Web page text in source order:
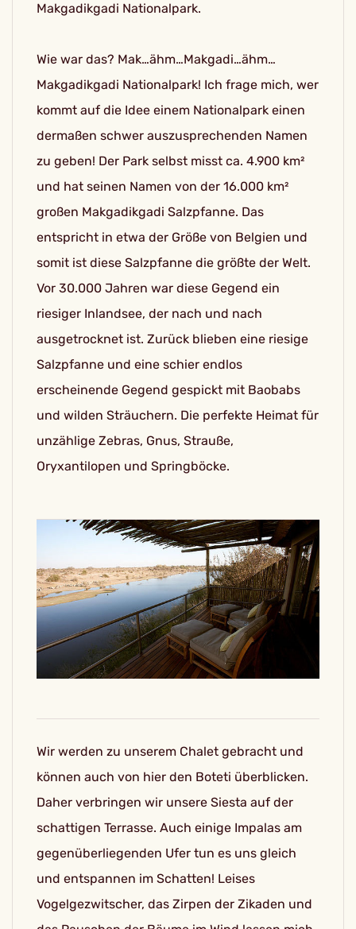
Makgadikgadi Nationalpark.
Wie war das? Mak…ähm…Makgadi…ähm…
Makgadikgadi Nationalpark! Ich frage mich, wer
kommt auf die Idee einem Nationalpark einen
dermaßen schwer auszusprechenden Namen
zu geben! Der Park selbst misst ca. 4.900 km²
und hat seinen Namen von der 16.000 km²
großen Makgadikgadi Salzpfanne. Das
entspricht in etwa der Größe von Belgien und
somit ist diese Salzpfanne die größte der Welt.
Vor 30.000 Jahren war diese Gegend ein
riesiger Inlandsee, der nach und nach
ausgetrocknet ist. Zurück blieben eine riesige
Salzpfanne und eine schier endlos
erscheinende Gegend gespickt mit Baobabs
und wilden Sträuchern. Die perfekte Heimat für
unzählige Zebras, Gnus, Strauße,
Oryxantilopen und Springböcke.
Wir werden zu unserem Chalet gebracht und
können auch von hier den Boteti überblicken.
Daher verbringen wir unsere Siesta auf der
schattigen Terrasse. Auch einige Impalas am
gegenüberliegenden Ufer tun es uns gleich
und entspannen im Schatten! Leises
Vogelgezwitscher, das Zirpen der Zikaden und